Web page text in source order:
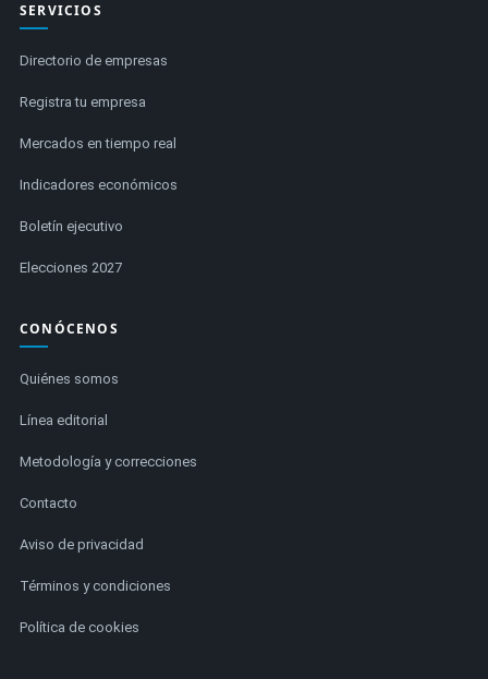
SERVICIOS
Directorio de empresas
Registra tu empresa
Mercados en tiempo real
Indicadores económicos
Boletín ejecutivo
Elecciones 2027
CONÓCENOS
Quiénes somos
Línea editorial
Metodología y correcciones
Contacto
Aviso de privacidad
Términos y condiciones
Política de cookies